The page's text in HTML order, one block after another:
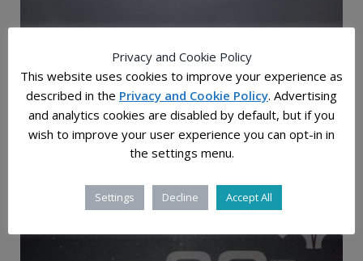
Пред две недели на небото можевме да видиме светол
круг околу Месечина и Сонцето. Тоа е атмосферски
феномен зад кој…
Privacy and Cookie Policy
This website uses cookies to improve your experience as
described in the Privacy and Cookie Policy. Advertising
and analytics cookies are disabled by default, but if you
wish to improve your user experience you can opt-in in
the settings menu.
Settings Decline Accept All